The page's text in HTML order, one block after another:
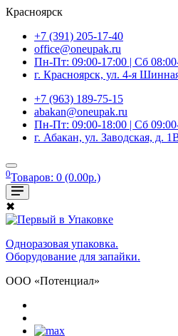
Красноярск
+7 (391) 205-17-40
office@oneupak.ru
Пн-Пт: 09:00-17:00 | Сб
г. Красноярск, ул. 4-я
+7 (963) 189-75-15
abakan@oneupak.ru
Пн-Пт: 09:00-18:00 | Сб
г. Абакан, ул. Заводская, д.
0Товаров: 0 (0.00р.)
✖
Одноразовая упаковка.
Оборудование для запайки.
ООО «Потенциал»